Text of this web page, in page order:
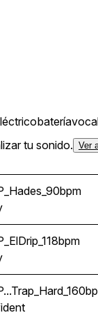
batería
tu sonido. Ver